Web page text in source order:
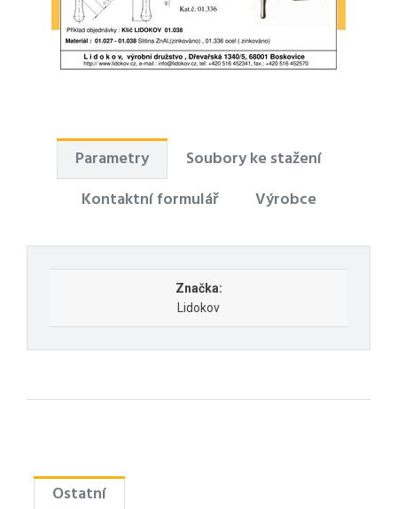
Parametry
Soubory ke stažení
Kontaktní formulář
Výrobce
Značka:
Lidokov
Ostatní